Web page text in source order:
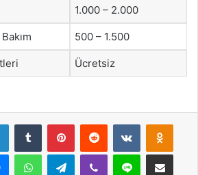
1.000 – 2.000
500 – 1.500
Ücretsiz
LinkedInTumblr PinterestReddit VKontakte
MessengerWhatsAppTelegramViber Line E-Posta ile